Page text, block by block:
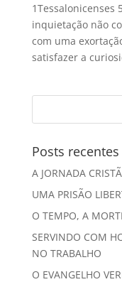
1Tessalonicenses
inquietação não
com uma
satisfazer a
Posts recentes
A JORNADA
UMA PRISÃO
O TEMPO, A
SERVINDO COM
NO TRABALHO
O EVANGELHO